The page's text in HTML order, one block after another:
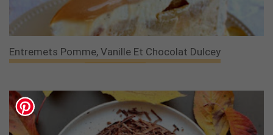
Entremets Pomme, Vanille Et Chocolat Dulcey